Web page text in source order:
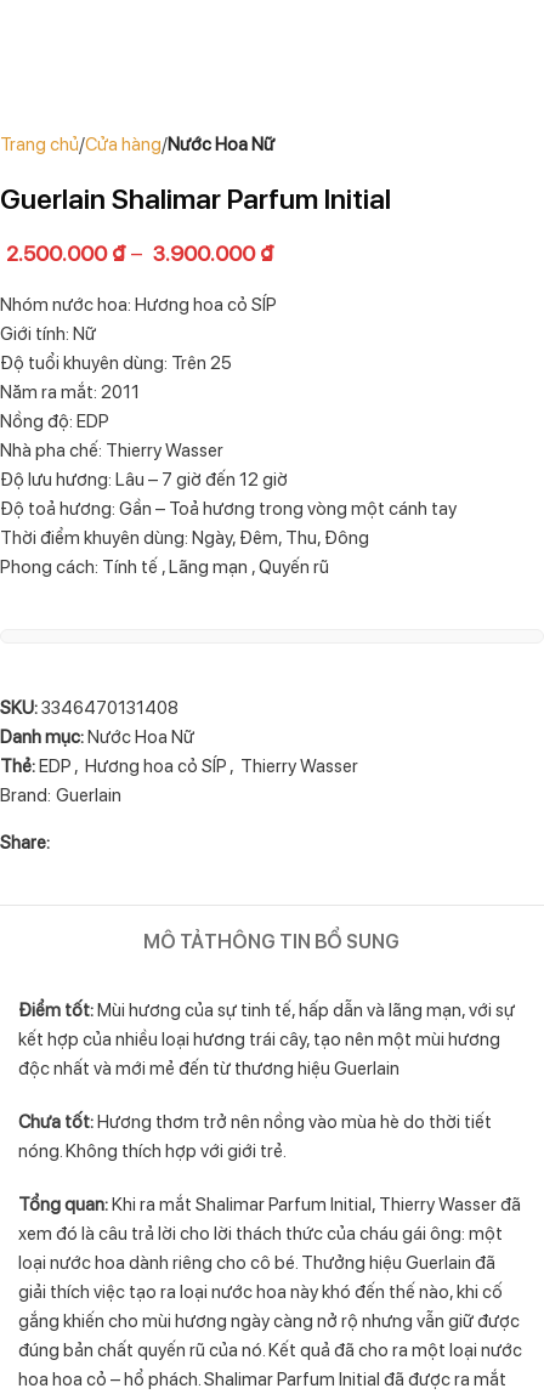
Trang chủ Cửa hàng Nước Hoa Nữ
Guerlain Shalimar Parfum Initial
2.500.000₫– 3.900.000₫
Nhóm nước hoa: Hương hoa cỏ SÍP
Giới tính: Nữ
Độ tuổi khuyên dùng: Trên 25
Năm ra mắt: 2011
Nồng độ: EDP
Nhà pha chế: Thierry Wasser
Độ lưu hương: Lâu – 7 giờ đến 12 giờ
Độ toả hương: Gần – Toả hương trong vòng một cánh tay
Thời điểm khuyên dùng: Ngày, Đêm, Thu, Đông
Phong cách: Tính tế , Lãng mạn , Quyến rũ
SKU:3346470131408
Danh mục:Nước Hoa Nữ
Thẻ:EDP , Hương hoa cỏ SÍP , Thierry Wasser
Brand: Guerlain
Share:
MÔ TẢTHÔNG TIN BỔ SUNG
Điểm tốt:Mùi hương của sự tinh tế, hấp dẫn và lãng mạn, với sự
kết hợp của nhiều loại hương trái cây, tạo nên một mùi hương
độc nhất và mới mẻ đến từ thương hiệu Guerlain
Chưa tốt:Hương thơm trở nên nồng vào mùa hè do thời tiết
nóng. Không thích hợp với giới trẻ.
Tổng quan:Khi ra mắt Shalimar Parfum Initial, Thierry Wasser đã
xem đó là câu trả lời cho lời thách thức của cháu gái ông: một
loại nước hoa dành riêng cho cô bé. Thưởng hiệu Guerlain đã
giải thích việc tạo ra loại nước hoa này khó đến thế nào, khi cố
gắng khiến cho mùi hương ngày càng nở rộ nhưng vẫn giữ được
đúng bản chất quyến rũ của nó. Kết quả đã cho ra một loại nước
hoa hoa cỏ – hổ phách. Shalimar Parfum Initial đã được ra mắt